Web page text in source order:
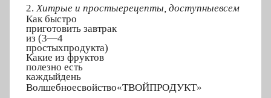
2. Хитрые и простыерецепты,доступныевсем
Как быстро
приготовить завтрак
из (3—4
простыхпродукта)
Какие из фруктов
полезно есть
каждыйдень
Волшебноесвойство«ТВОЙПРОДУКТ»